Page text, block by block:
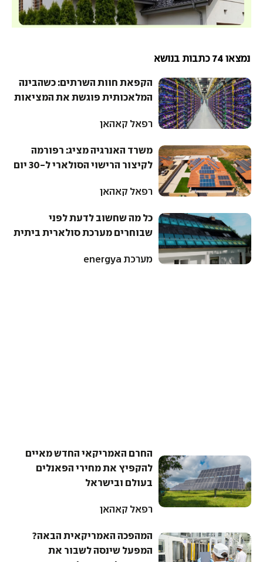
נמצאו 74 כתבות בנושא
הקפאת חוות השרתים: כשהבינה
המלאכותית פוגשת את המציאות
רפאל קאהאן
משרד האנרגיה מציג: רפורמה
לקיצור הרישוי הסולארי ל-30 יום
רפאל קאהאן
כל מה שחשוב לדעת לפני
שבוחרים מערכת סולארית ביתית
מערכת energya
החרם האמריקאי החדש מאיים
להקפיץ את מחירי הפאנלים
בעולם ובישראל
רפאל קאהאן
המהפכה האמריקאית הבאה?
המפעל שינסה לשבור את